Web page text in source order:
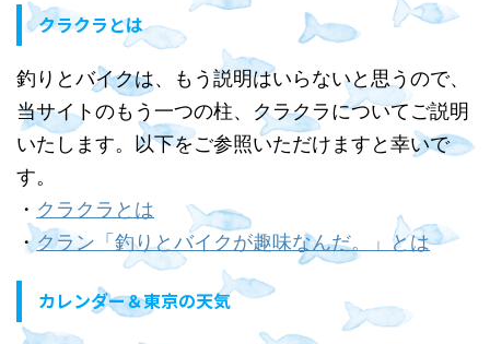
クラクラとは
釣りとバイクは、もう説明はいらないと思うので、
当サイトのもう一つの柱、クラクラについてご説明
いたします。以下をご参照いただけますと幸いで
す。
・ クラクラとは
・ クラン「釣りとバイクが趣味なんだ。」とは
カレンダー＆東京の天気